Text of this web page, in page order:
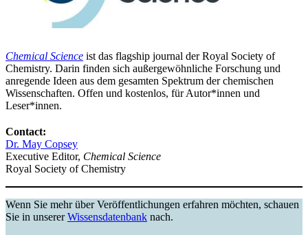
Chemical Science ist das flagship journal der Royal Society of
Chemistry. Darin finden sich außergewöhnliche Forschung und
anregende Ideen aus dem gesamten Spektrum der chemischen
Wissenschaften. Offen und kostenlos, für Autor*innen und
Leser*innen.
Contact:
Dr. May Copsey
Executive Editor, Chemical Science
Royal Society of Chemistry
Wenn Sie mehr über Veröffentlichungen erfahren möchten, schauen
Sie in unsererWissensdatenbank nach.